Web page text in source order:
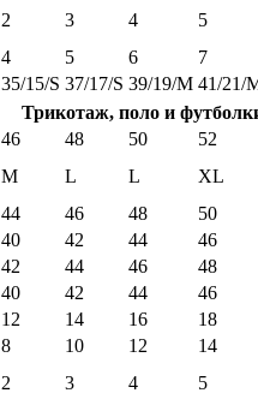
2 3 4
5
4 5 6
7
35/15/S 37/17/S 39/19/M 41/21/
Трикотаж, поло и
46 48 50
52
M L L
XL
44 46 48
50
40 42 44
46
42 44 46
48
40 42 44
46
12 14 16
18
8 10 12
14
2 3 4
5